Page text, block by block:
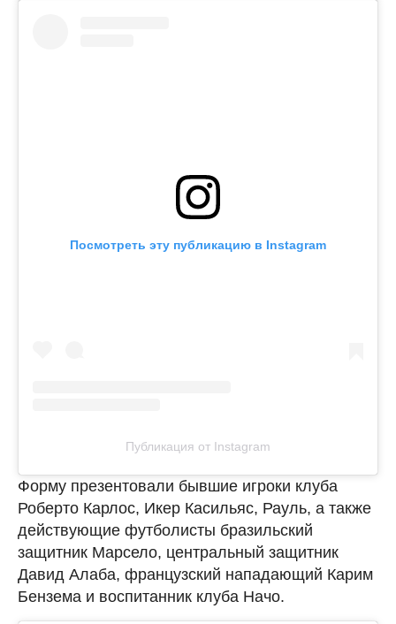
Посмотреть эту публикацию в Instagram
Публикация от Instagram
Форму презентовали бывшие игроки клуба
Роберто Карлос, Икер Касильяс, Рауль, а также
действующие футболисты бразильский
защитник Марсело, центральный защитник
Давид Алаба, французский нападающий Карим
Бензема и воспитанник клуба Начо.